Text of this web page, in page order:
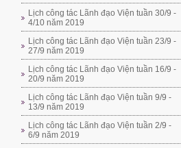
Lịch công tác Lãnh đạo Viện tuần 30/9 -
4/10 năm 2019
Lịch công tác Lãnh đạo Viện tuần 23/9 -
27/9 năm 2019
Lịch công tác Lãnh đạo Viện tuần 16/9 -
20/9 năm 2019
Lịch công tác Lãnh đạo Viện tuần 9/9 -
13/9 năm 2019
Lịch công tác Lãnh đạo Viện tuần 2/9 -
6/9 năm 2019